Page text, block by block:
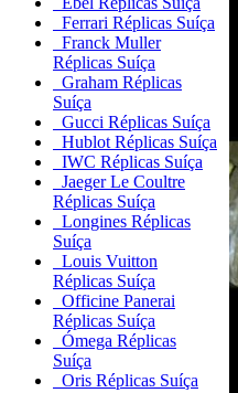
Ferrari Réplicas Suíça
Franck Muller
Réplicas Suíça
Graham Réplicas
Suíça
Gucci Réplicas Suíça
Hublot Réplicas Suíça
IWC Réplicas Suíça
Jaeger Le Coultre
Réplicas Suíça
Longines Réplicas
Suíça
Louis Vuitton
Réplicas Suíça
Officine Panerai
Réplicas Suíça
Ómega Réplicas
Suíça
Oris Réplicas Suíça